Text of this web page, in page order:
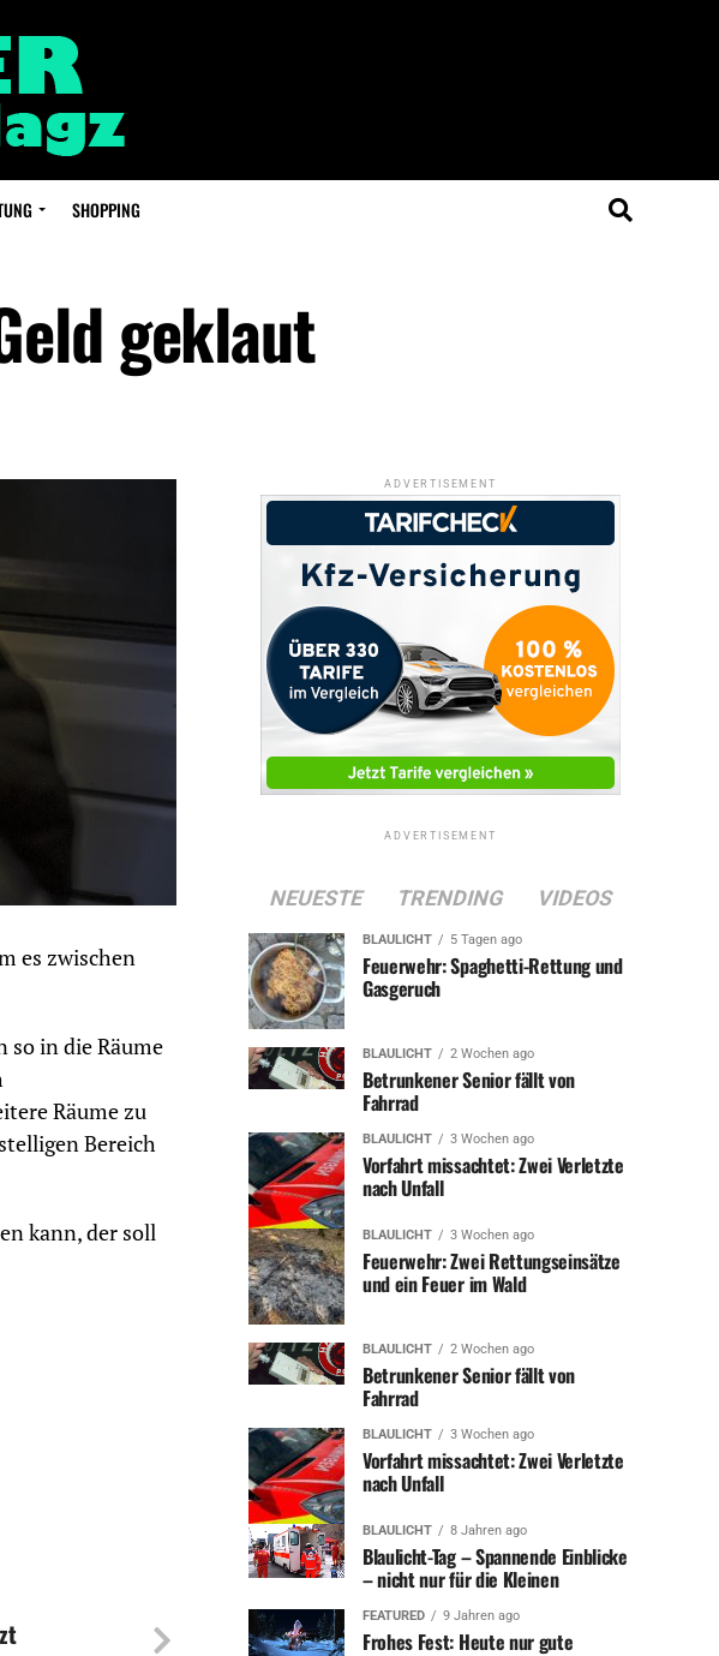
SHOPPING
geklaut
es zwischen
so in die Räume
Räume zu
Bereich
kann, der soll
ADVERTISEMENT
ADVERTISEMENT
NEUESTE TRENDING VIDEOS
BLAULICHT 5 Tagen ago
Feuerwehr: Spaghetti-Rettung und
Gasgeruch
BLAULICHT 2 Wochen ago
Betrunkener Senior fällt von
Fahrrad
BLAULICHT 3 Wochen ago
Vorfahrt missachtet: Zwei Verletzte
nach Unfall
BLAULICHT 3 Wochen ago
Feuerwehr: Zwei Rettungseinsätze
und ein Feuer im Wald
BLAULICHT 2 Wochen ago
Betrunkener Senior fällt von
Fahrrad
BLAULICHT 3 Wochen ago
Vorfahrt missachtet: Zwei Verletzte
nach Unfall
BLAULICHT 8 Jahren ago
Blaulicht-Tag – Spannende Einblicke
– nicht nur für die Kleinen
FEATURED 9 Jahren ago
Frohes Fest: Heute nur gute